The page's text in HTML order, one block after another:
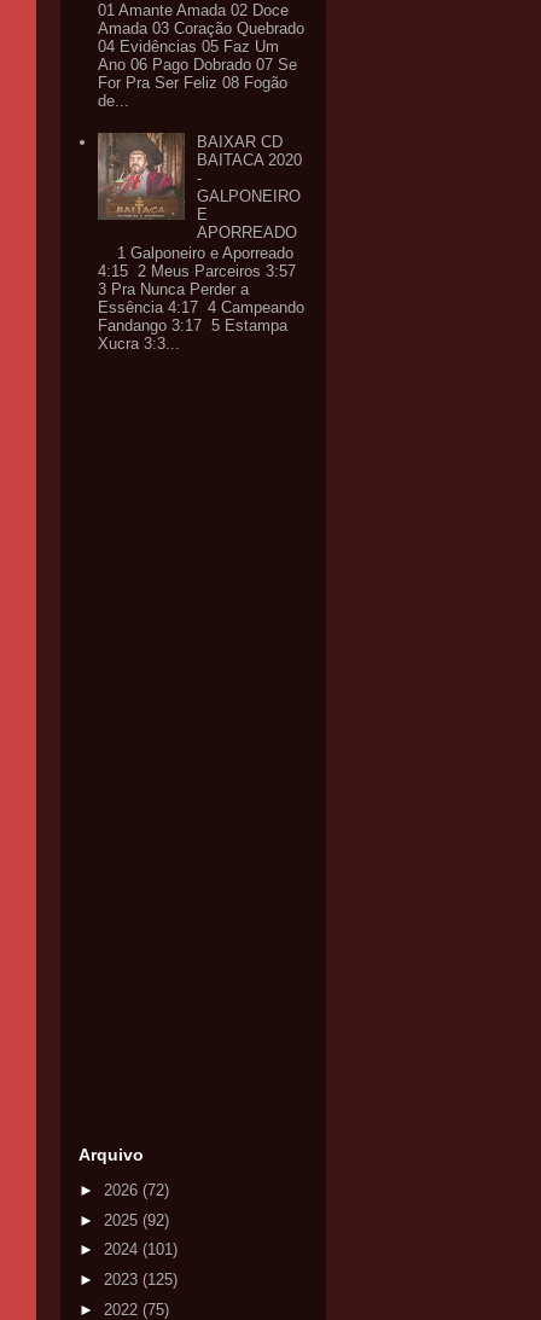
01 Amante Amada 02 Doce
Amada 03 Coração Quebrado
04 Evidências 05 Faz Um
Ano 06 Pago Dobrado 07 Se
For Pra Ser Feliz 08 Fogão
de...
BAIXAR CD
BAITACA 2020
-
GALPONEIRO
E
APORREADO
1 Galponeiro e Aporreado
4:15 2 Meus Parceiros 3:57
3 Pra Nunca Perder a
Essência 4:17 4 Campeando
Fandango 3:17 5 Estampa
Xucra 3:3...
Arquivo
► 2026 (72)
► 2025 (92)
► 2024 (101)
► 2023 (125)
► 2022 (75)